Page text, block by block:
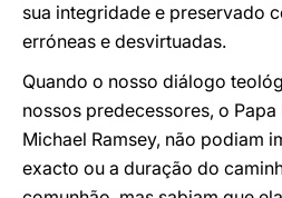
sua integridade e preservado
erróneas e desvirtuadas.
Quando o nosso diálogo
nossos predecessores, o
Michael Ramsey, não podiam
exacto ou a duração do